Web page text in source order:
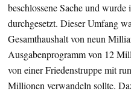
beschlossene Sache und
durchgesetzt. Dieser Umfang
Gesamthaushalt von neun
Ausgabenprogramm von 12
von einer Friedenstruppe mit
Millionen verwandeln sollte.